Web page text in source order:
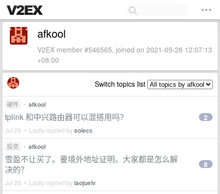
afkool
V2EX member #546565, joined on 2021-05-28 12:07:13
+08:00
Switch topics list
硬件 • afkool
tplink 和中兴路由器可以混搭用吗？
Jul 26 • Lastly replied bysolecc
2
投资 • afkool
雪盈不让买了。要境外地址证明。大家都是怎么解
决的？
Jul 28 • Lastly replied bylaojuelv
8